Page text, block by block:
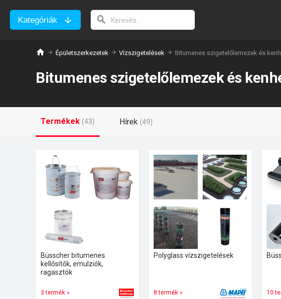
Kategóriák
Épületszerkezetek Vízszigetelések Bitumenes szigetelőlemezek és
Bitumenes szigetelőlemezek és
Termékek (43) Hírek (49)
Büsscher bitumenes
kellősítők, emulziók,
ragasztók
3 termék
Polyglass vízszigetelések
8 termék 10